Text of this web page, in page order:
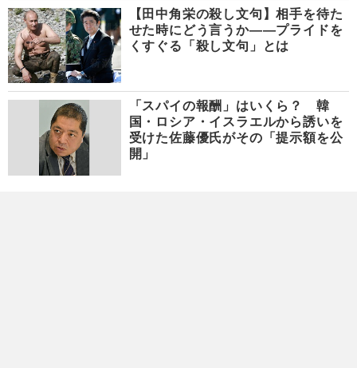
【田中角栄の殺し文句】相手を待た
せた時にどう言うか――プライドを
くすぐる「殺し文句」とは
「スパイの報酬」はいくら？ 韓
国・ロシア・イスラエルから誘いを
受けた佐藤優氏がその「提示額を公
開」